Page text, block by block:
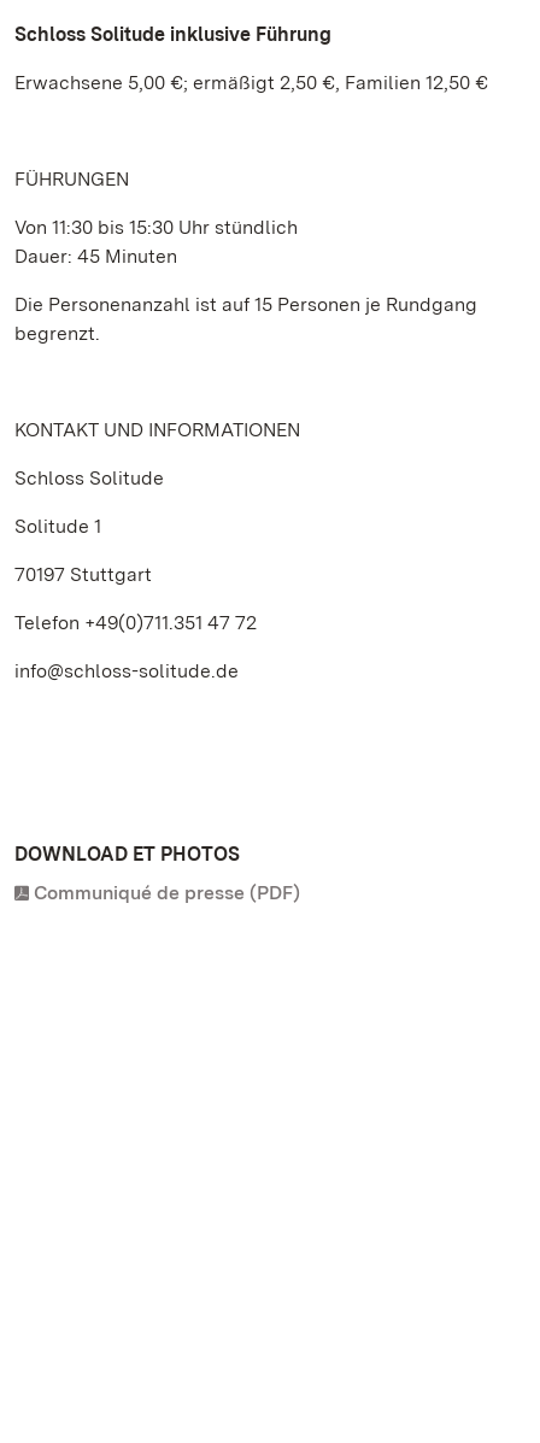
Schloss Solitude inklusive Führung
Erwachsene 5,00 €; ermäßigt 2,50 €, Familien 12,50 €
FÜHRUNGEN
Von 11:30 bis 15:30 Uhr stündlich
Dauer: 45 Minuten
Die Personenanzahl ist auf 15 Personen je Rundgang
begrenzt.
KONTAKT UND INFORMATIONEN
Schloss Solitude
Solitude 1
70197 Stuttgart
Telefon +49(0)711.351 47 72
info@schloss-solitude.de
DOWNLOAD ET PHOTOS
Communiqué de presse (PDF)